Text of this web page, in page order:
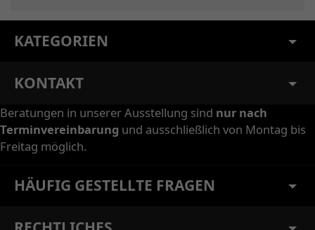
KATEGORIEN
KONTAKT
Beratungen in unserer Ausstellung sind nur nach
Terminvereinbarung und ausschließlich von Montag bis
Freitag möglich.
HÄUFIG GESTELLTE FRAGEN